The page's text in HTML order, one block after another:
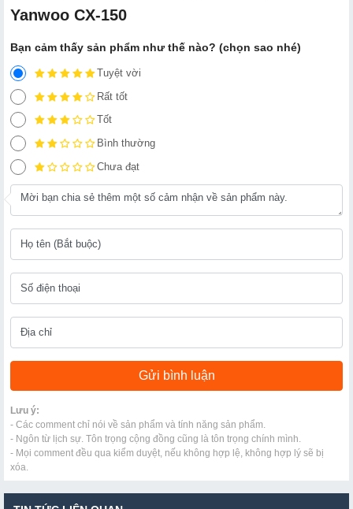
Yanwoo CX-150
Bạn cảm thấy sản phẩm như thế nào? (chọn sao nhé)
Tuyệt vời
Rất tốt
Tốt
Bình thường
Chưa đạt
Lưu ý:
- Các comment chỉ nói về sản phẩm và tính năng sản phẩm.
- Ngôn từ lịch sự. Tôn trọng cộng đồng cũng là tôn trọng chính mình.
- Mọi comment đều qua kiểm duyệt, nếu không hợp lệ, không hợp lý sẽ bị
xóa.